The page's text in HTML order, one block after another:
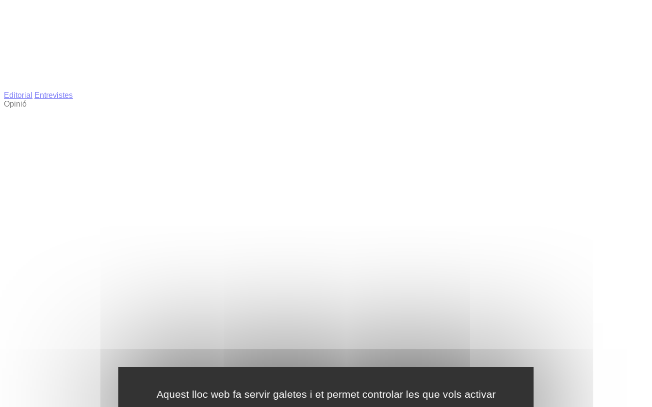
Aquest lloc web fa servir galetes i et permet controlar les que vols activar
Editorial
Entrevistes
Opinió